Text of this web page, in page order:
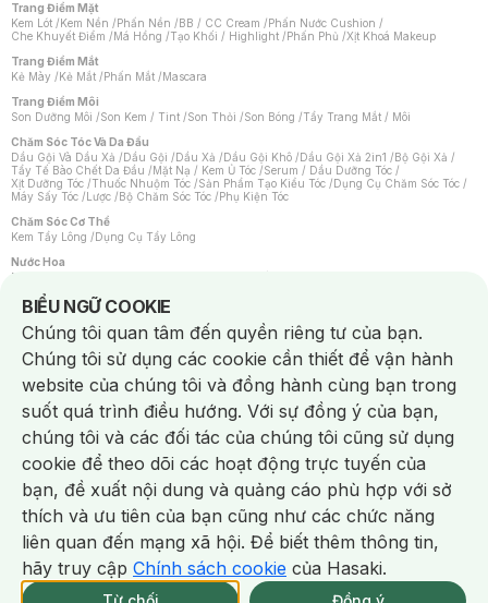
Trang Điểm Mặt
Kem Lót /Kem Nền /Phấn Nền /BB / CC Cream /Phấn Nước Cushion /
Che Khuyết Điểm /Má Hồng /Tạo Khối / Highlight /Phấn Phủ /Xịt Khoá Makeup
Trang Điểm Mắt
Kẻ Mày /Kẻ Mắt /Phấn Mắt /Mascara
Trang Điểm Môi
Son Dưỡng Môi /Son Kem / Tint /Son Thỏi /Son Bóng /Tẩy Trang Mắt / Môi
Chăm Sóc Tóc Và Da Đầu
Dầu Gội Và Dầu Xả /Dầu Gội /Dầu Xả /Dầu Gội Khô /Dầu Gội Xả 2in1 /Bộ Gội Xả /
Tẩy Tế Bào Chết Da Đầu /Mặt Nạ / Kem Ủ Tóc /Serum / Dầu Dưỡng Tóc /
Xịt Dưỡng Tóc /Thuốc Nhuộm Tóc /Sản Phẩm Tạo Kiểu Tóc /Dụng Cụ Chăm Sóc Tóc /
Máy Sấy Tóc /Lược /Bộ Chăm Sóc Tóc /Phụ Kiện Tóc
Chăm Sóc Cơ Thể
Kem Tẩy Lông /Dụng Cụ Tẩy Lông
Nước Hoa
Nước Hoa Nữ
Chăm Sóc Cá Nhân
Chống Muỗi /Khẩu Trang /Máy Massage/Mặt Nạ Xông Hơi /Nước Rửa Tay/
Sản Phẩm Chăm Sóc Khác /Bàn Chải Đánh Răng /Bàn Chải Điện/
Hỗ Trợ Trắng Răng/Kem Đánh Răng /Máy Tăm Nước/ Nước Súc Miệng/
Tăm / Chỉ Nha Khoa/ Xịt Thơm Miệng / Dung Dịch Vệ Sinh/Dưỡng Vùng Kín/
Khăn Ướt Vệ Sinh Vùng Kín/Băng Vệ Sinh/Tampon/Bọt Cạo Râu /Dao Cạo Râu/
Máy Cạo Râu
Vấn Đề Về Da
Da Dầu / Lỗ Chân Lông To/ Da Khô / Mất Nước/ Da Lão Hóa/ Da Mụn/
Da Nhạy Cảm / Kích Ứng
Da Xỉn Màu Thâm / Nám / Tàn Nhang
Quầng Thâm & Bọng Mắt /Sẹo /Viêm Da Cơ Địa
Dụng Cụ / Phụ Kiện Chăm Sóc Da
Bông Tẩy Trang
Khăn Lau Mặt Khô Dụng Cụ / Máy Rửa Mặt Máy Chăm Sóc Da
Dụng Cụ Chăm Sóc Khác
BIỂU NGỮ COOKIE
Notice about cookies usage
Chúng tôi quan tâm đến quyền riêng tư của bạn.
Chúng tôi sử dụng các cookie cần thiết để vận hành
website của chúng tôi và đồng hành cùng bạn trong
suốt quá trình điều hướng. Với sự đồng ý của bạn,
chúng tôi và các đối tác của chúng tôi cũng sử dụng
cookie để theo dõi các hoạt động trực tuyến của
bạn, đề xuất nội dung và quảng cáo phù hợp với sở
thích và ưu tiên của bạn cũng như các chức năng
liên quan đến mạng xã hội. Để biết thêm thông tin,
hãy truy cập Chính sách cookie của Hasaki.